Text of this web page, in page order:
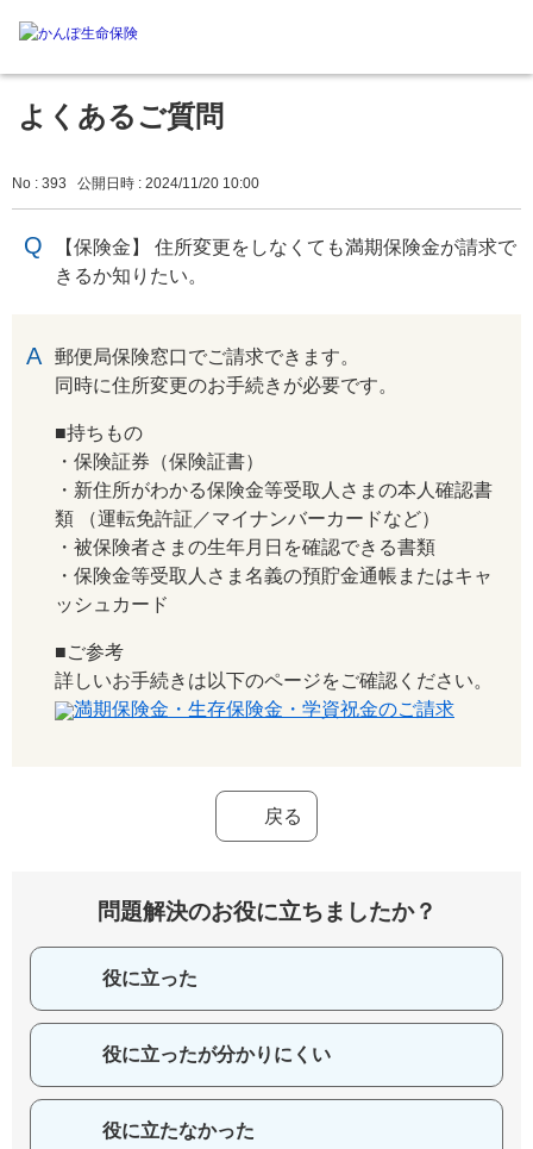
よくあるご質問
No : 393 公開日時 : 2024/11/20 10:00
【保険金】 住所変更をしなくても満期保険金が請求で
きるか知りたい。
郵便局保険窓口でご請求できます。
同時に住所変更のお手続きが必要です。
■持ちもの
・保険証券（保険証書）
・新住所がわかる保険金等受取人さまの本人確認書
類 （運転免許証／マイナンバーカードなど）
・被保険者さまの生年月日を確認できる書類
・保険金等受取人さま名義の預貯金通帳またはキャ
ッシュカード
■ご参考
詳しいお手続きは以下のページをご確認ください。
満期保険金・生存保険金・学資祝金のご請求
戻る
問題解決のお役に立ちましたか？
役に立った
役に立ったが分かりにくい
役に立たなかった